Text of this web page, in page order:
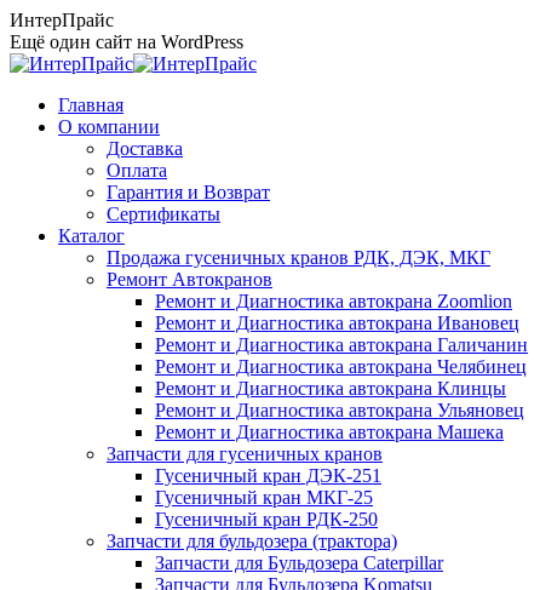
Перейти
к
содержанию
ИнтерПрайс
Ещё один сайт на WordPress
Главная
О компании
Доставка
Оплата
Гарантия и Возврат
Сертификаты
Каталог
Продажа гусеничных кранов РДК, ДЭК, МКГ
Ремонт Автокранов
Ремонт и Диагностика автокрана Zoomlion
Ремонт и Диагностика автокрана Ивановец
Ремонт и Диагностика автокрана Галичанин
Ремонт и Диагностика автокрана Челябинец
Ремонт и Диагностика автокрана Клинцы
Ремонт и Диагностика автокрана Ульяновец
Ремонт и Диагностика автокрана Машека
Запчасти для гусеничных кранов
Гусеничный кран ДЭК-251
Гусеничный кран МКГ-25
Гусеничный кран РДК-250
Запчасти для бульдозера (трактора)
Запчасти для Бульдозера Caterpillar
Запчасти для Бульдозера Komatsu